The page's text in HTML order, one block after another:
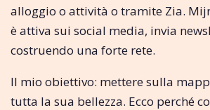
alloggio o attività o tramite Zia.
è attiva sui social media, invia
costruendo una forte rete.
Il mio obiettivo: mettere sulla
tutta la sua bellezza. Ecco perché